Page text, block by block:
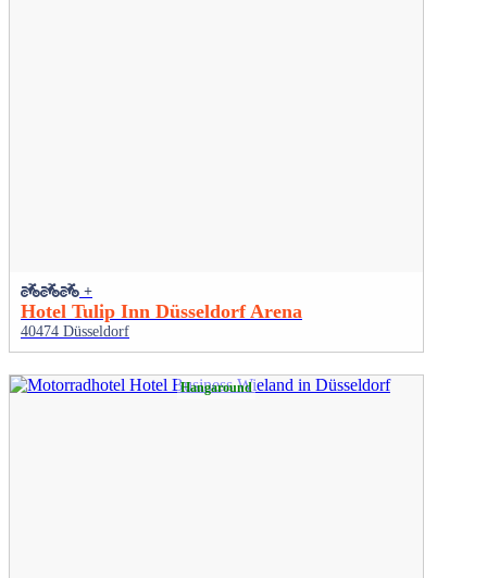
+
Hotel Tulip Inn Düsseldorf Arena
40474 Düsseldorf
Hangaround